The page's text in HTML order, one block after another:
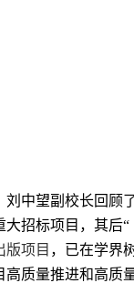
刘中望副校长回顾
大招标项目，其后
版项目 ，已在学界
高质量推进和高质